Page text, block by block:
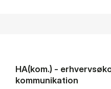
HA(kom.) -
kommunikation